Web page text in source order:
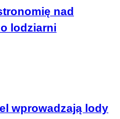
nad
lodziarni
wprowadzają lody